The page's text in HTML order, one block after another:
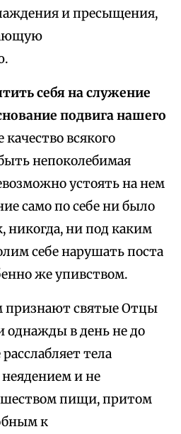
и пресыщения,
себя на служение
подвига нашего
всякого
непоколебимая
устоять на нем
само по себе ни было
никогда, ни под каким
себе нарушать поста
же упивством.
святые Отцы
однажды в день не до
тела
и не
пищи, притом
к